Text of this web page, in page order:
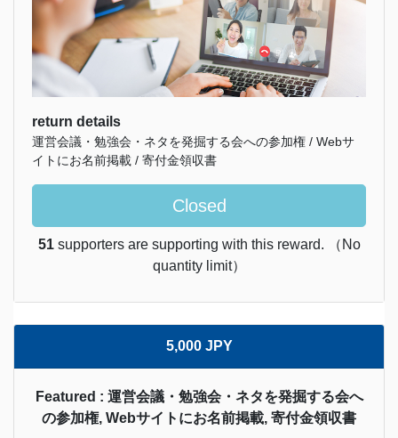
return details
運営会議・勉強会・ネタを発掘する会への参加権 / Webサ
イトにお名前掲載 / 寄付金領収書
Closed
51supporters are supporting with this reward. （No
quantity limit）
5,000 JPY
Featured : 運営会議・勉強会・ネタを発掘する会へ
の参加権, Webサイトにお名前掲載, 寄付金領収書